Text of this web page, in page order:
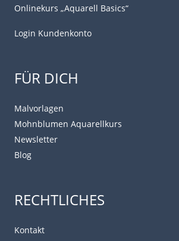
Onlinekurs „Aquarell Basics“
Login Kundenkonto
FÜR DICH
Malvorlagen
Mohnblumen Aquarellkurs
Newsletter
Blog
RECHTLICHES
Kontakt